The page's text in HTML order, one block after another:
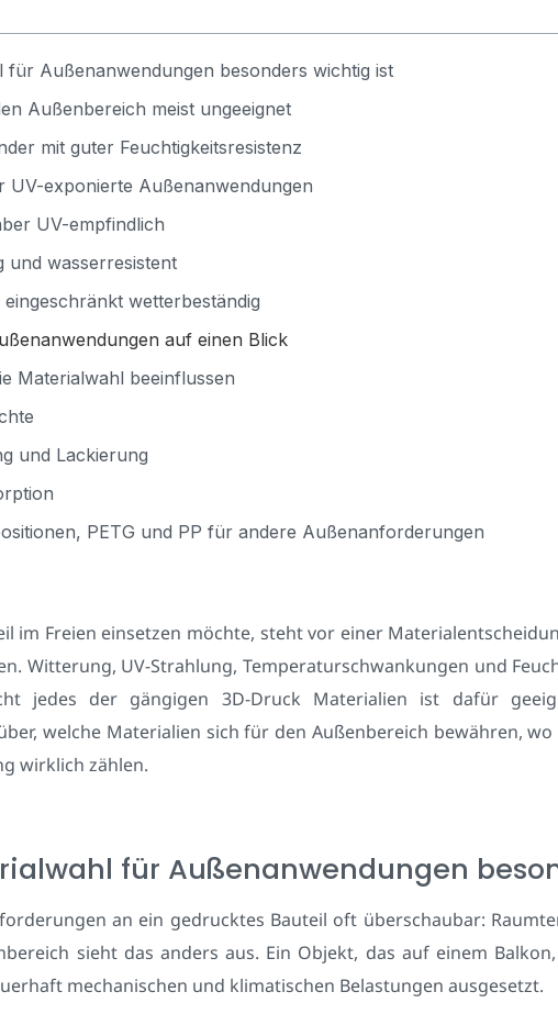
für Außenanwendungen besonders wichtig ist
Außenbereich meist ungeeignet
mit guter Feuchtigkeitsresistenz
UV-exponierte Außenanwendungen
UV-empfindlich
und wasserresistent
wetterbeständig
auf einen Blick
Materialwahl beeinflussen
und Lackierung
PETG und PP für andere Außenanforderungen
im Freien einsetzen möchte, steht vor einer
Witterung, UV-Strahlung, Temperaturschwankungen und
jedes der gängigen 3D-Druck Materialien ist dafür
welche Materialien sich für den Außenbereich bewähren,
wirklich zählen.
für Außenanwendungen
an ein gedrucktes Bauteil oft überschaubar:
sieht das anders aus. Ein Objekt, das auf einem
mechanischen und klimatischen Belastungen ausgesetzt.